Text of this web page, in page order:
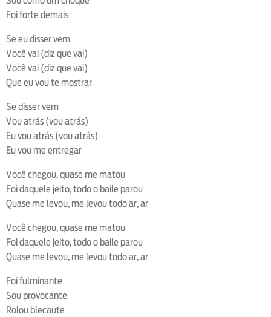
Foi forte demais
Se eu disser vem
Você vai (diz que vai)
Você vai (diz que vai)
Que eu vou te mostrar
Se disser vem
Vou atrás (vou atrás)
Eu vou atrás (vou atrás)
Eu vou me entregar
Você chegou, quase me matou
Foi daquele jeito, todo o baile parou
Quase me levou, me levou todo ar, ar
Você chegou, quase me matou
Foi daquele jeito, todo o baile parou
Quase me levou, me levou todo ar, ar
Foi fulminante
Sou provocante
Rolou blecaute